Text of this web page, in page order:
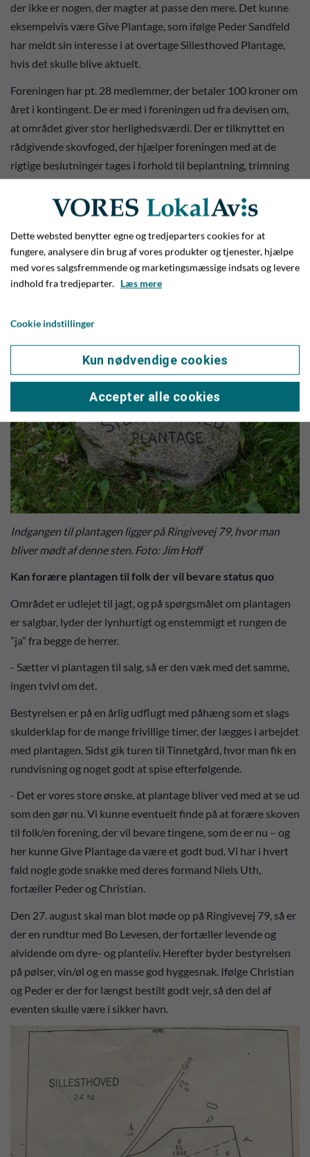
der ikke er nogen, der magter at passe den mere. Det kunne
eksempelvis være Give Plantage, som ifølge Peder Sandfeld
har meldt sin interesse i at overtage Sillesthoved Plantage,
hvis det skulle blive aktuelt.
Foreningen har pt. 28 medlemmer, der betaler 100 kroner om
året i kontingent. De er med i foreningen ud fra devisen om,
at området giver stor herlighedsværdi. Der er tilknyttet en
rådgivende skovfoged, der hjælper foreningen med at de
rigtige beslutninger tages i forhold til beplantning, trimning
og generel vedligehold.
- Så længe der er nogen, der vil styre tingene og lægge nogle
timer i det, så ser det godt ud. Det handler meget om at
bevare plantagen, som den ser ud nu. Vi er en flok frivillige fra
bestyrelsen, der bruger nogle timer på at passe plantagen,
rydde op og i det hele taget hold øje med det hele, fortæller
Indgangen til plantagen ligger på Ringivevej 79, hvor man
bliver mødt af denne sten. Foto: Jim Hoff
Kan forære plantagen til folk der vil bevare status quo
Området er udlejet til jagt, og på spørgsmålet om plantagen
er salgbar, lyder der lynhurtigt og enstemmigt et rungen de
”ja” fra begge de herrer.
- Sætter vi plantagen til salg, så er den væk med det samme,
ingen tvivl om det.
Bestyrelsen er på en årlig udflugt med påhæng som et slags
skulderklap for de mange frivillige timer, der lægges i arbejdet
med plantagen. Sidst gik turen til Tinnetgård, hvor man fik en
rundvisning og noget godt at spise efterfølgende.
- Det er vores store ønske, at plantage bliver ved med at se ud
som den gør nu. Vi kunne eventuelt finde på at forære skoven
til folk/en forening, der vil bevare tingene, som de er nu – og
her kunne Give Plantage da være et godt bud. Vi har i hvert
fald nogle gode snakke med deres formand Niels Uth,
fortæller Peder og Christian.
Den 27. august skal man blot møde op på Ringivevej 79, så er
der en rundtur med Bo Levesen, der fortæller levende og
alvidende om dyre- og planteliv. Herefter byder bestyrelsen
på pølser, vin/øl og en masse god hyggesnak. Ifølge Christian
og Peder er der for længst bestilt godt vejr, så den del af
eventen skulle være i sikker havn.
Dette websted benytter egne og tredjeparters cookies for at
fungere, analysere din brug af vores produkter og tjenester, hjælpe
med vores salgsfremmende og marketingsmæssige indsats og levere
indhold fra tredjeparter. Læs mere
Cookie indstillinger
Kun nødvendige cookies
Accepter alle cookies